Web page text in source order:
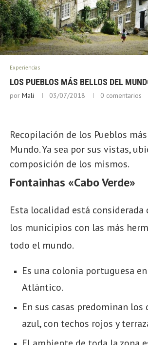
Experiencias
LOS PUEBLOS MÁS BELLOS DEL
por Mali 03/07/2018 0 comentarios
Recopilación de los Pueblos
Mundo. Ya sea por sus vistas,
composición de los mismos.
Fontainhas «Cabo Verde»
Esta localidad está considerada
los municipios con las más
todo el mundo.
Es una colonia portuguesa
Atlántico.
En sus casas predominan los
azul, con techos rojos y